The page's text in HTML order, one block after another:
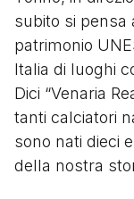
subito si pensa
patrimonio
Italia di luoghi
Dici “Venaria
tanti calciatori
sono nati dieci
della nostra